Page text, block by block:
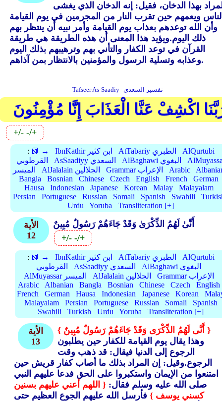
بهذا الدخان، فقيل: إنه الدخان الذي يغشى
ويعمهم حين تقرب النار من المجرمين في يوم القيامة
وأن الله توعدهم بعذاب يوم القيامة وأمر نبيه أن ينتظر بهم
ذلك اليوم.ويؤيد هذا المعنى أن هذه الطريقة هي طريقة
القرآن في توعد الكفار والتأني بهم وترهيبهم بذلك اليوم
وعذابه وتسلية الرسول والمؤمنين بالانتظار بمن آذاهم.
Tafseer As-Saadiy تفسير السعدي
اكْشِفْ عَنَّا الْعَذَابَ إِنَّا مُؤْمِنُونَ
+/--/+
: 📗 → IbnKathir ابن كثير AtTabariy الطبري
AlQurtubi
القرطوبي
AsSaadiyy السعدي AlBaghawi البغوي
الميسر
AlJalalain الجلالين Grammar الإعراب Arabic
Bangla
Bosnian Chinese Czech English French
German
Hausa
Indonesian Japanese Korean Malay
Malayalam
Persian
Portuguese Russian Somali Spanish Swahili
Urdu
Yoruba Transliteration [+]
الأية
12
أَنَّىٰ لَهُمُ الذِّكْرَىٰ وَقَدْ جَاءَهُمْ رَسُولٌ مُبِينٌ
+/--/+
: 📗 → IbnKathir ابن كثير AtTabariy الطبري
AlQurtubi
القرطوبي
AsSaadiyy السعدي
AlBaghawi البغوي
AlMuyassar الميسر
AlJalalain الجلالين
Grammar الإعراب
Arabic
Albanian Bangla Bosnian Chinese Czech
English
French
German Hausa Indonesian Japanese Korean
Malayalam
Persian Portuguese Russian Somali
Spanish
Swahili
Turkish Urdu Yoruba Transliteration [+]
الأية
13
{ أَنَّى لَهُمُ الذِّكْرَى وَقَدْ جَاءَهُمْ رَسُولٌ مُبِينٌ }
وهذا يقال يوم القيامة للكفار حين يطلبون
الرجوع إلى الدنيا فيقال: قد ذهب وقت
الرجوع.وقيل: إن المراد بذلك ما أصاب كفار قريش حين
امتنعوا من الإيمان واستكبروا على الحق فدعا عليهم النبي
صلى الله عليه وسلم فقال:{ اللهم أعني عليهم بسنين
كسني يوسف } فأرسل الله عليهم الجوع العظيم حتى